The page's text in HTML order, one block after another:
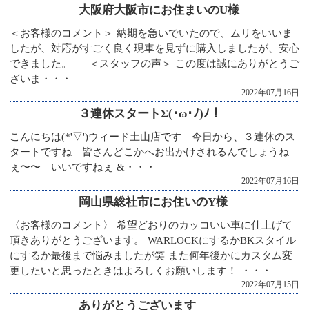
大阪府大阪市にお住まいのU様
＜お客様のコメント＞ 納期を急いでいたので、ムリをいいま
したが、対応がすごく良く現車を見ずに購入しましたが、安心
できました。 ＜スタッフの声＞ この度は誠にありがとうご
ざいま・・・
2022年07月16日
３連休スタートΣ(･ω･ﾉ)ﾉ！
こんにちは(*'▽')ウィード土山店です 今日から、３連休のス
タートですね 皆さんどこかへお出かけされるんでしょうね
ぇ〜〜 いいですねぇ &・・・
2022年07月16日
岡山県総社市にお住いのY様
〈お客様のコメント〉 希望どおりのカッコいい車に仕上げて
頂きありがとうございます。 WARLOCKにするかBKスタイル
にするか最後まで悩みましたが笑 また何年後かにカスタム変
更したいと思ったときはよろしくお願いします！ ・・・
2022年07月15日
ありがとうございます